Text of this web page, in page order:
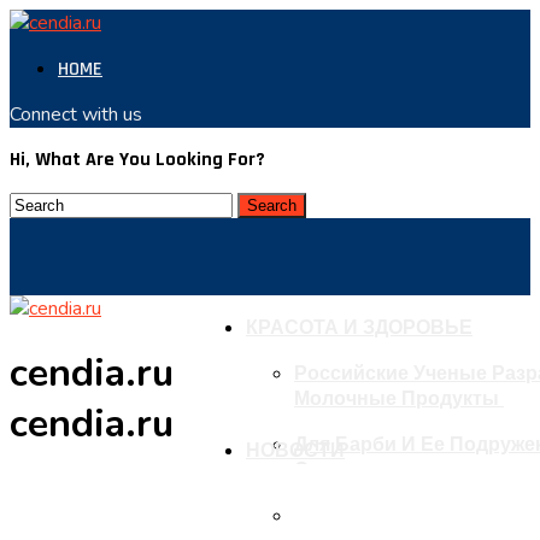
HOME
Connect with us
Hi, What Are You Looking For?
cendia.ru
cendia.ru
НОВОСТИ